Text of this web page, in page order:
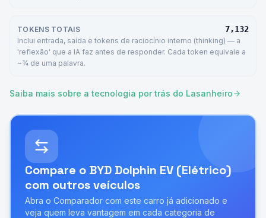
TOKENS TOTAIS 7,132
Inclui entrada, saída e tokens de raciocínio interno (thinking) — a
'reflexão' que a IA faz antes de responder. Cada token equivale a
~¾ de uma palavra.
Saiba mais sobre a tecnologia por trás do Lasanheiro
Compare o BYD Dolphin EV (Elétrico)
com outros veículos
Abra o Comparador com este carro já adicionado e
veja quem leva vantagem em cada categoria de